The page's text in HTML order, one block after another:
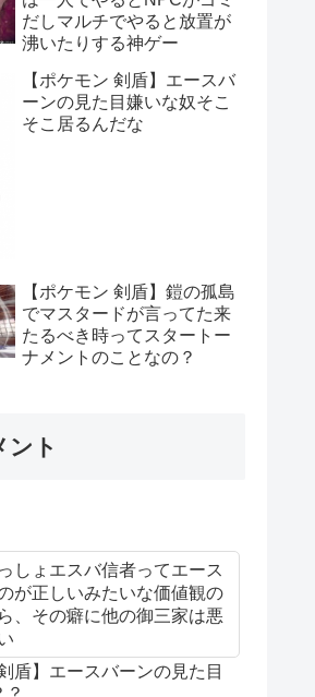
だしマルチでやると放置が
沸いたりする神ゲー
【ポケモン 剣盾】エースバ
ーンの見た目嫌いな奴そこ
そこ居るんだな
【ポケモン 剣盾】鎧の孤島
でマスタードが言ってた来
たるべき時ってスタートー
ナメントのことなの？
ント
しょエスバ信者ってエース
が正しいみたいな価値観の
、その癖に他の御三家は悪
盾】エースバーンの見た目